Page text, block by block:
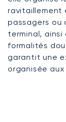
ravitaillement
passagers ou
terminal,
formalités
garantit une
organisée